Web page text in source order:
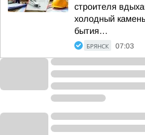
строителя
холодный
бытия…
БРЯНСК 07:03